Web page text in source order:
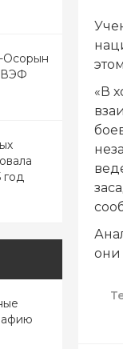
Осорын
ВЭФ
год
«В
они